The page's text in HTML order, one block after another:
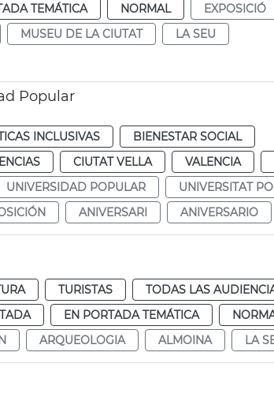
TEMÁTICA NORMAL
EXPOSICIÓ
MUSEU DE LA CIUTAT
LA SEU
Popular
INCLUSIVAS
BIENESTAR SOCIAL
CIUTAT VELLA VALENCIA
UNIVERSIDAD POPULAR
UNIVERSITAT
ANIVERSARI ANIVERSARIO
TURISTAS
TODAS LAS
EN PORTADA TEMÁTICA
ARQUEOLOGIA ALMOINA LA